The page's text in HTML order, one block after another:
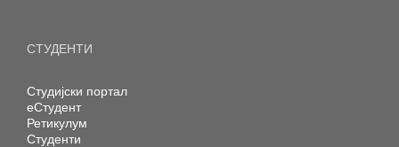
СТУДЕНТИ
Студијски портал
еСтудент
Ретикулум
Студенти